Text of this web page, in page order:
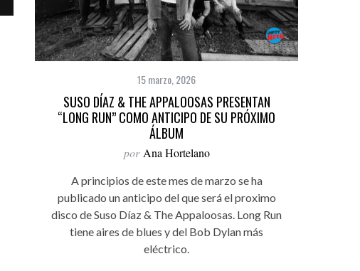
15 marzo, 2026
SUSO DÍAZ & THE APPALOOSAS PRESENTAN
“LONG RUN” COMO ANTICIPO DE SU PRÓXIMO
ÁLBUM
por Ana Hortelano
A principios de este mes de marzo se ha
publicado un anticipo del que será el proximo
disco de Suso Díaz & The Appaloosas. Long Run
tiene aires de blues y del Bob Dylan más
eléctrico.